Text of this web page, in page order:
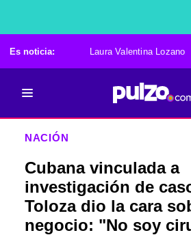
Es noticia: Laura Valentina Lozano
NACIÓN
Cubana vinculada a
investigación de
Toloza dio la cara
negocio: "No soy